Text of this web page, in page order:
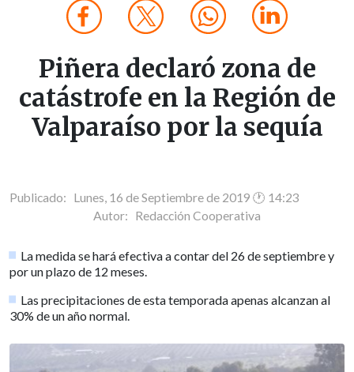
Piñera declaró zona de
catástrofe en la Región de
Valparaíso por la sequía
Publicado: Lunes, 16 de Septiembre de 2019 🕐 14:23
Autor: Redacción Cooperativa
La medida se hará efectiva a contar del 26 de septiembre y
por un plazo de 12 meses.
Las precipitaciones de esta temporada apenas alcanzan al
30% de un año normal.